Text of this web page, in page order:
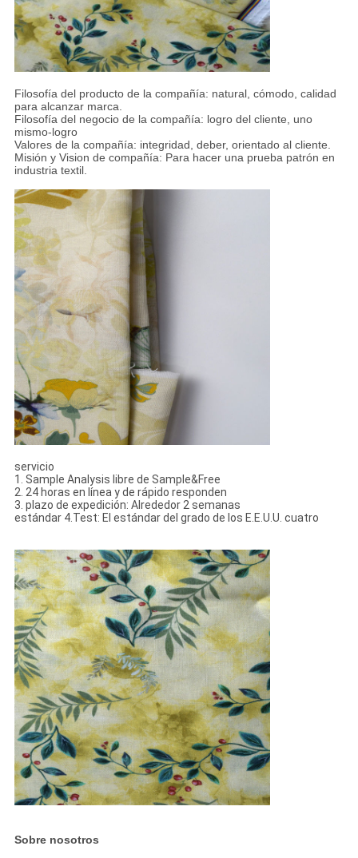
Filosofía del producto de la compañía: natural, cómodo, calidad
para alcanzar marca.
Filosofía del negocio de la compañía: logro del cliente, uno
mismo-logro
Valores de la compañía: integridad, deber, orientado al cliente.
Misión y Vision de compañía: Para hacer una prueba patrón en
industria textil.
servicio
1. Sample Analysis libre de Sample&Free
2. 24 horas en línea y de rápido responden
3. plazo de expedición: Alrededor 2 semanas
estándar 4.Test: El estándar del grado de los E.E.U.U. cuatro
Sobre nosotros